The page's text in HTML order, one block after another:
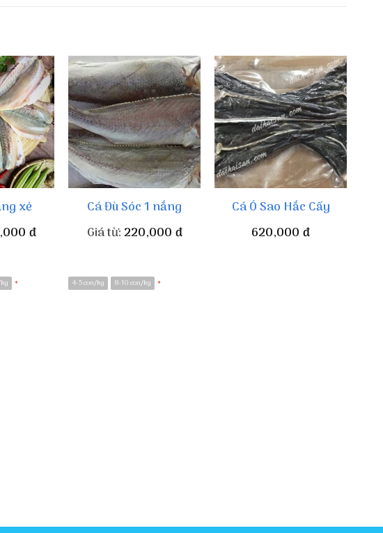
xẻ
đ
*
Cá Đù Sóc 1 nắng
Giá từ:220,000 đ
4-5 con/kg 8-10 con/kg *
Cá Ó Sao Hắc Cấy
620,000 đ